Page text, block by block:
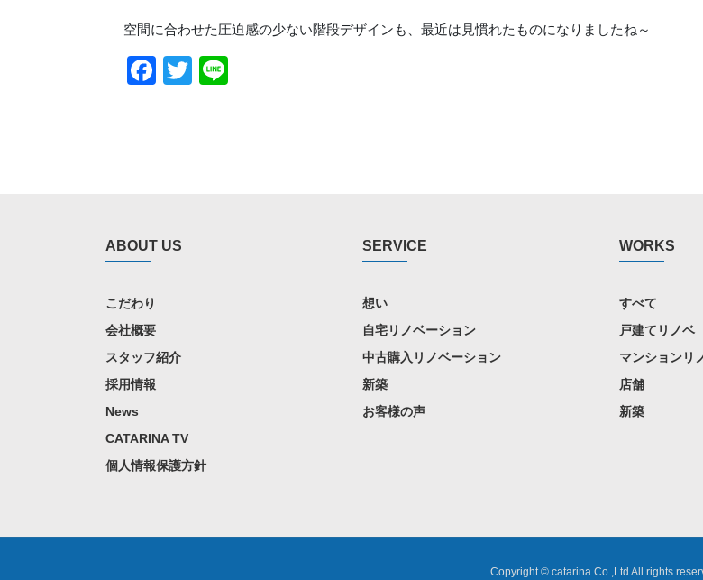
空間に合わせた圧迫感の少ない階段デザインも、最近は見慣れたものになりましたね～
Facebook
Twitter
ABOUT US
こだわり
会社概要
スタッフ紹介
採用情報
News
CATARINA TV
個人情報保護方針
SERVICE
想い
自宅リノベーション
中古購入リノベーション
新築
お客様の声
WORKS
すべて
戸建てリノベ
マンションリ
店舗
新築
Copyright © catarina Co.,Ltd All rights